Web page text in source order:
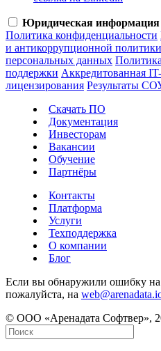
Юридическая информация
Политика конфиденциальности
и антикоррупционной политики
персональных данных
поддержки Аккредитованная
лицензирования Результаты
Скачать ПО
Документация
Инвесторам
Вакансии
Обучение
Партнёры
Контакты
Платформа
Услуги
Техподдержка
О компании
Блог
Если вы обнаружили ошибку на
пожалуйста, на
© ООО «Аренадата Софтвер»,